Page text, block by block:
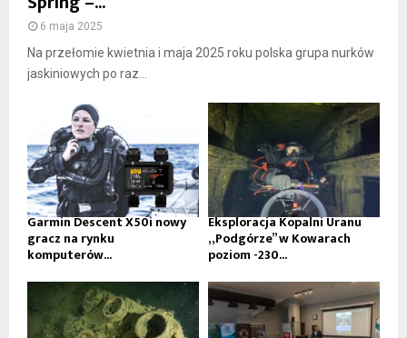
6 maja 2025
Na przełomie kwietnia i maja 2025 roku polska grupa nurków
jaskiniowych po raz...
Garmin Descent X50i nowy
gracz na rynku
komputerów...
Eksploracja Kopalni Uranu
„Podgórze” w Kowarach
poziom -230...